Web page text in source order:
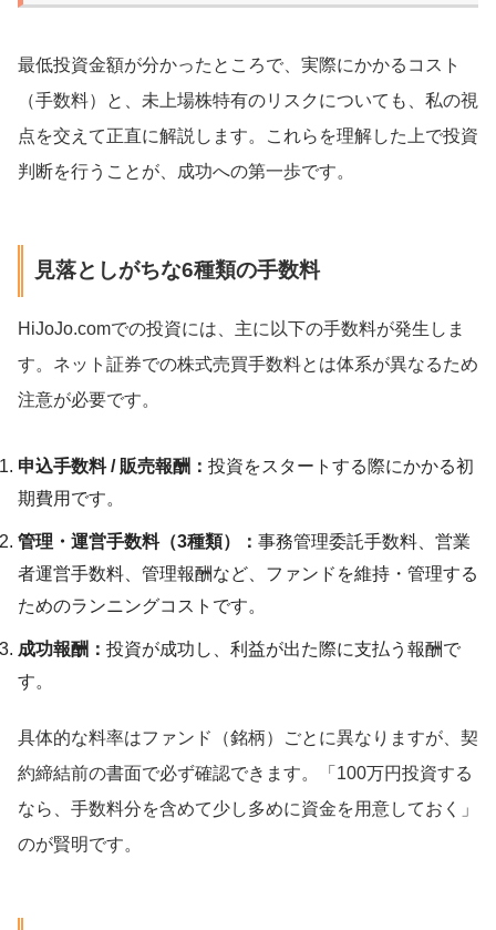
最低投資金額が分かったところで、実際にかかるコスト
（手数料）と、未上場株特有のリスクについても、私の視
点を交えて正直に解説します。これらを理解した上で投資
判断を行うことが、成功への第一歩です。
見落としがちな6種類の手数料
HiJoJo.comでの投資には、主に以下の手数料が発生しま
す。ネット証券での株式売買手数料とは体系が異なるため
注意が必要です。
申込手数料 / 販売報酬： 投資をスタートする際にかかる初
期費用です。
管理・運営手数料（3種類）： 事務管理委託手数料、営業
者運営手数料、管理報酬など、ファンドを維持・管理する
ためのランニングコストです。
成功報酬： 投資が成功し、利益が出た際に支払う報酬で
す。
具体的な料率はファンド（銘柄）ごとに異なりますが、契
約締結前の書面で必ず確認できます。「100万円投資する
なら、手数料分を含めて少し多めに資金を用意しておく」
のが賢明です。